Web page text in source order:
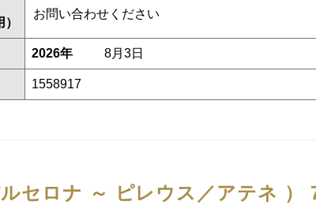
お問い合わせください
2026年 8月3日
1558917
セロナ ～ ピレウス／アテネ ）